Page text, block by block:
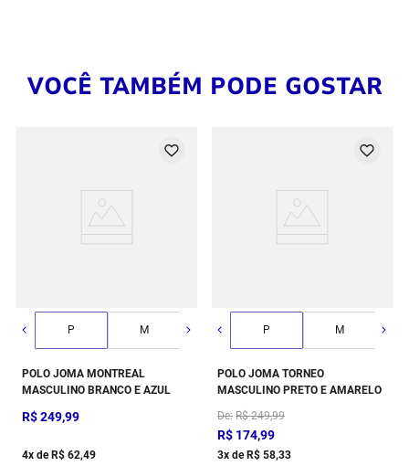
VOCÊ TAMBÉM PODE GOSTAR
G P M G
POLO JOMA MONTREAL
MASCULINO BRANCO E AZUL
R$249,99
4x de R$ 62,49
P M
POLO JOMA TORNEO
MASCULINO PRETO E AMARELO
De R$ 249,99
R$ 174,99
3x de R$ 58,33